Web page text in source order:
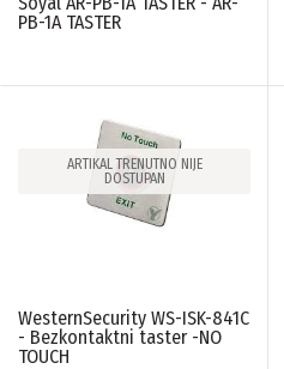
Soyal(1)
WesternSecurity
BOJA
PB-1A TASTER
ARTIKAL TRENUTNO NIJE
DOSTUPAN
WesternSecurity WS-ISK-841C
- Bezkontaktni taster -NO
TOUCH